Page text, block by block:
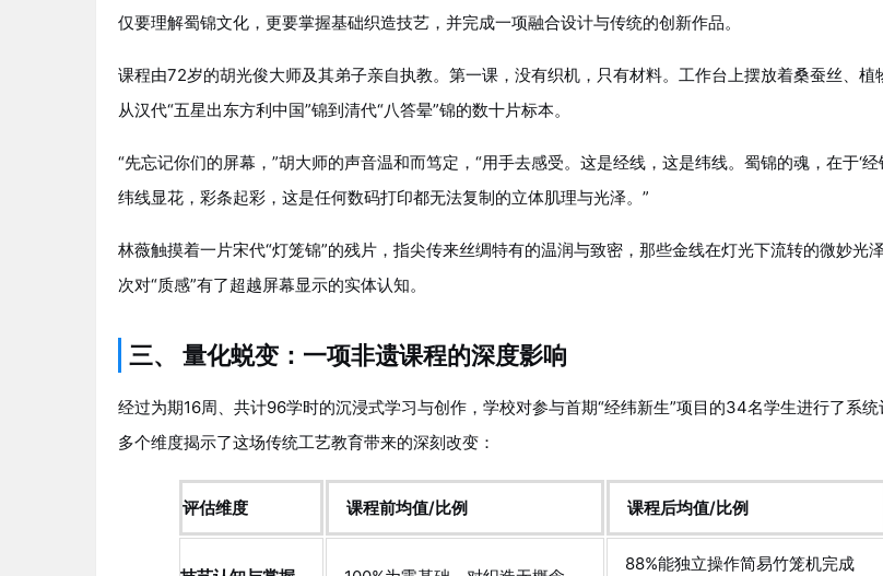
仅要理解蜀锦文化，更要掌握基础织造技艺，并完成一项融合设计与传统的创新作品。
课程由72岁的胡光俊大师及其弟子亲自执教。第一课，没有织机，只有材料。工作台上摆放着桑蚕丝、植
从汉代“五星出东方利中国”锦到清代“八答晕”锦的数十片标本。
“先忘记你们的屏幕，”胡大师的声音温和而笃定，“用手去感受。这是经线，这是纬线。蜀锦的魂，在于‘经
纬线显花，彩条起彩，这是任何数码打印都无法复制的立体肌理与光泽。”
林薇触摸着一片宋代“灯笼锦”的残片，指尖传来丝绸特有的温润与致密，那些金线在灯光下流转的微妙光
次对“质感”有了超越屏幕显示的实体认知。
三、 量化蜕变：一项非遗课程的深度影响
经过为期16周、共计96学时的沉浸式学习与创作，学校对参与首期“经纬新生”项目的34名学生进行了系
多个维度揭示了这场传统工艺教育带来的深刻改变：
评估维度 课程前均值/比例 课程后均值/比例
88%能独立操作简易竹笼机完成